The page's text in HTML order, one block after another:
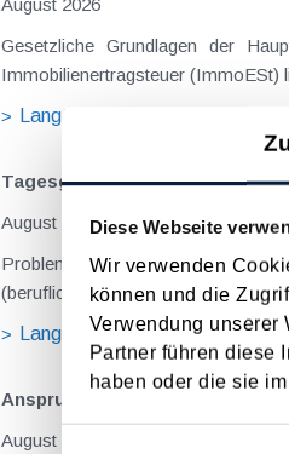
Diese Webseite
Wir verwenden
können und die
Verwendung unserer
Partner führen diese
haben oder die sie
August 2026
Gesetzliche Grundlagen der Hauptwohnsitzbefreiung Eine Ausnahme von der bei privaten
Immobilienertragsteuer (ImmoESt)
Langtext
Tagesgelder auch bei
August 2026
Problemstellung und rechtlicher Hintergrund Tagesgelder sollen Verpflegungsmehraufwendungen
(beruflich bedingten Reisen) durch
Langtext
empfehlen
Anspruch auf Familienbeihilfe
August 2026